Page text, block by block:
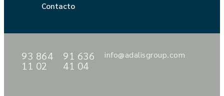
Contacto
93 864
11 02
91 636
41 04
info@adalisgroup.com